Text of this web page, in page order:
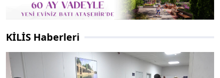
KİLİS Haberleri